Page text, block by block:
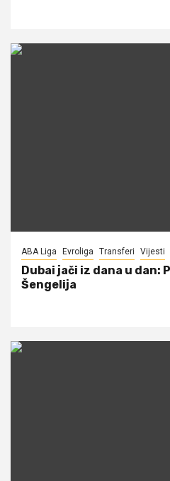
ABA Liga Evroliga Transferi Vijesti
Dubai jači iz dana u dan:
Šengelija